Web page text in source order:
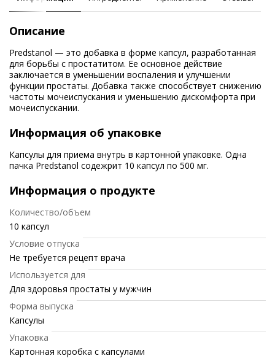
Описание
Predstanol — это добавка в форме капсул, разработанная
для борьбы с простатитом. Ее основное действие
заключается в уменьшении воспаления и улучшении
функции простаты. Добавка также способствует снижению
частоты мочеиспускания и уменьшению дискомфорта при
мочеиспускании.
Информация об упаковке
Капсулы для приема внутрь в картонной упаковке. Одна
пачка Predstanol содежрит 10 капсул по 500 мг.
Информация о продукте
Количество/объем
10 капсул
Условие отпуска
Не требуется рецепт врача
Используется для
Для здоровья простаты у мужчин
Форма выпуска
Капсулы
Упаковка
Картонная коробка с капсулами